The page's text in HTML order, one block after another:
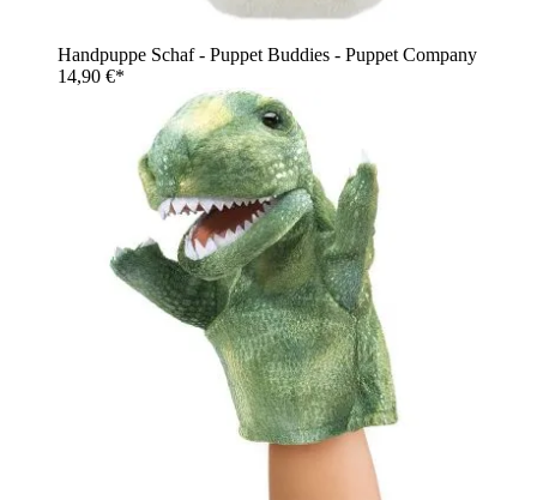
Handpuppe Schaf - Puppet Buddies - Puppet Company
14,90 €*